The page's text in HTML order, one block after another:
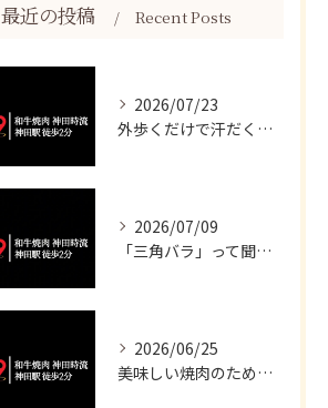
最近の投稿 Recent Posts
2026/07/23
外歩くだけで汗だくになる暑さですね💦
2026/07/09
「三角バラ」って聞くと脂っこいイメージが強いかもしれませんが...
2026/06/25
美味しい焼肉のために、妥協は一切いたしません✨